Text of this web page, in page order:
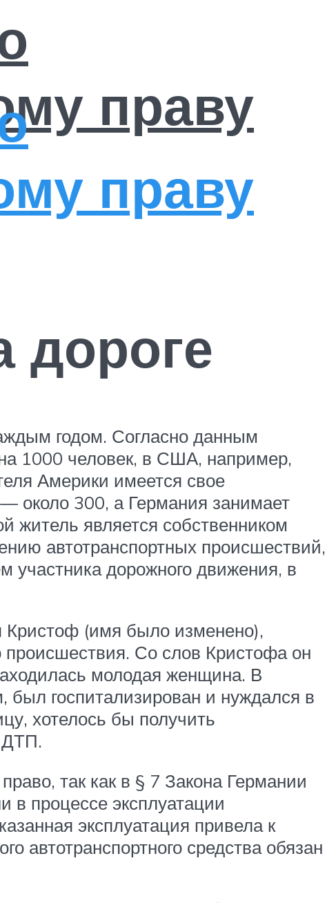
дороге
годом. Согласно данным
1000 человек, в США, например,
Америки имеется свое
около 300, а Германия занимает
житель является собственником
автотранспортных происшествий,
участника дорожного движения, в
(имя было изменено),
происшествия. Со слов Кристофа он
молодая женщина. В
был госпитализирован и нуждался в
хотелось бы получить
ДТП.
так как в § 7 Закона Германии
процессе эксплуатации
эксплуатация привела к
автотранспортного средства обязан